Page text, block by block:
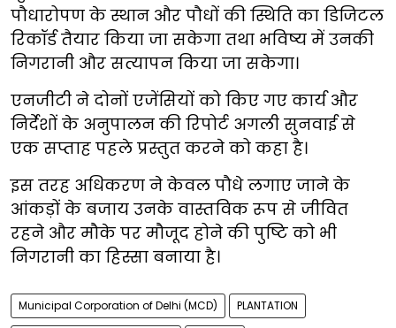
पौधारोपण के स्थान और पौधों की स्थिति का डिजिटल
रिकॉर्ड तैयार किया जा सकेगा तथा भविष्य में उनकी
निगरानी और सत्यापन किया जा सकेगा।
एनजीटी ने दोनों एजेंसियों को किए गए कार्य और
निर्देशों के अनुपालन की रिपोर्ट अगली सुनवाई से
एक सप्ताह पहले प्रस्तुत करने को कहा है।
इस तरह अधिकरण ने केवल पौधे लगाए जाने के
आंकड़ों के बजाय उनके वास्तविक रूप से जीवित
रहने और मौके पर मौजूद होने की पुष्टि को भी
निगरानी का हिस्सा बनाया है।
Municipal Corporation of Delhi (MCD) PLANTATION